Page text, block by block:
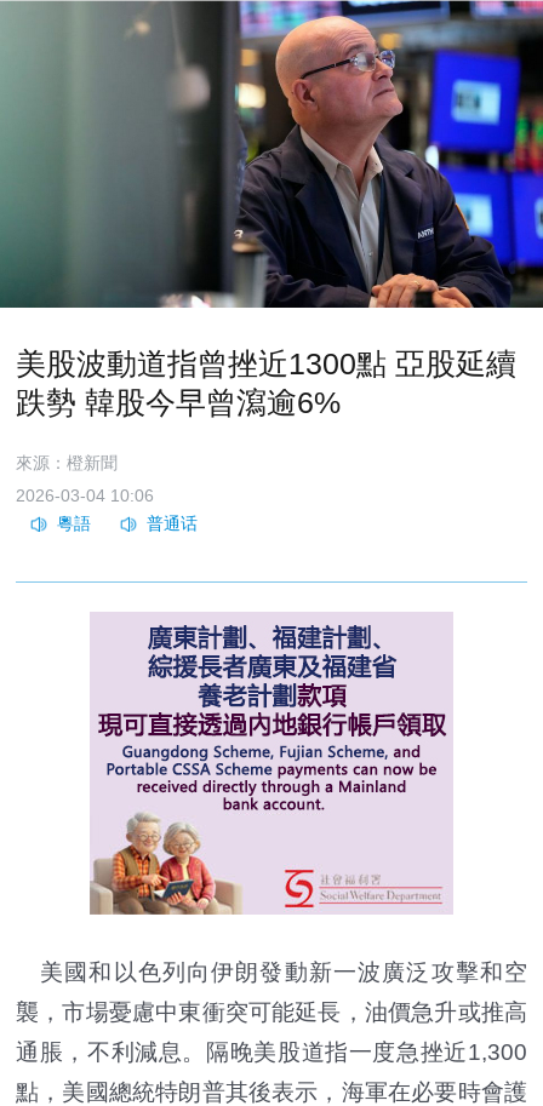
美股波動道指曾挫近1300點 亞股延續
跌勢 韓股今早曾瀉逾6%
來源：橙新聞
2026-03-04 10:06
美國和以色列向伊朗發動新一波廣泛攻擊和空
襲，市場憂慮中東衝突可能延長，油價急升或推高
通脹，不利減息。隔晚美股道指一度急挫近1,300
點，美國總統特朗普其後表示，海軍在必要時會護